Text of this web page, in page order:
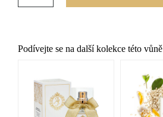
Podívejte se na další kolekce této vůně